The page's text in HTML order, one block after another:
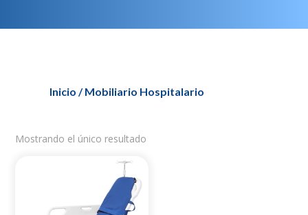
Inicio / Mobiliario Hospitalario
Mostrando el único resultado